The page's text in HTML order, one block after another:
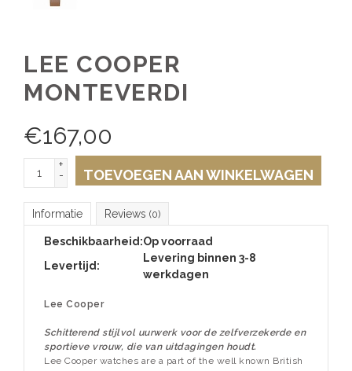
LEE COOPER
MONTEVERDI
€167,00
+
-
TOEVOEGEN AAN WINKELWAGEN
Informatie Reviews (0)
Beschikbaarheid:Op voorraad
Levertijd:
Levering binnen 3-8
werkdagen
Lee Cooper
Schitterend stijlvol uurwerk voor de zelfverzekerde en
sportieve vrouw, die van uitdagingen houdt.
Lee Cooper watches are a part of the well known British